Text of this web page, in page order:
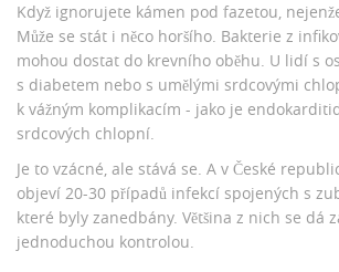
Když ignorujete kámen pod fazetou,
Může se stát i něco horšího. Bakterie z
mohou dostat do krevního oběhu. U lidí s
s diabetem nebo s umělými srdcovými
k vážným komplikacím - jako je
srdcových chlopní.
Je to vzácné, ale stává se. A v České
objeví 20-30 případů infekcí spojených s
které byly zanedbány. Většina z nich se dá
jednoduchou kontrolou.